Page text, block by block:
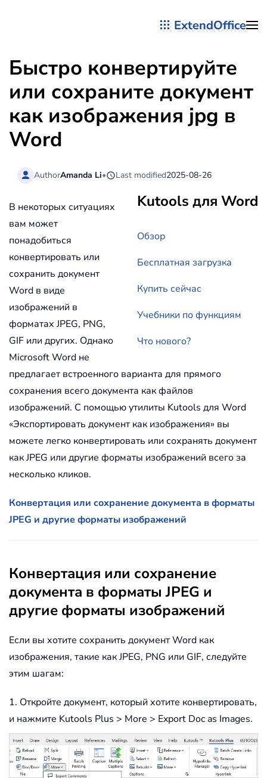
ExtendOffice
Быстро конвертируйте
или сохраните документ
как изображения jpg в
Word
AuthorAmanda Li• Last modified2025-08-26
Kutools для Word
Обзор
Бесплатная загрузка
Купить сейчас
Учебники по функциям
Что нового?
В некоторых ситуациях
вам может
понадобиться
конвертировать или
сохранить документ
Word в виде
изображений в
форматах JPEG, PNG,
GIF или других. Однако
Microsoft Word не
предлагает встроенного варианта для прямого
сохранения всего документа как файлов
изображений. С помощью утилиты Kutools для Word
«Экспортировать документ как изображения» вы
можете легко конвертировать или сохранять документ
как JPEG или другие форматы изображений всего за
несколько кликов.
Конвертация или сохранение документа в форматы
JPEG и другие форматы изображений
Конвертация или сохранение
документа в форматы JPEG и
другие форматы изображений
Если вы хотите сохранить документ Word как
изображения, такие как JPEG, PNG или GIF, следуйте
этим шагам:
1. Откройте документ, который хотите конвертировать,
и нажмите Kutools Plus > More > Export Doc as Images.